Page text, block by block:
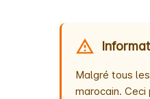
Malgré tous
marocain.